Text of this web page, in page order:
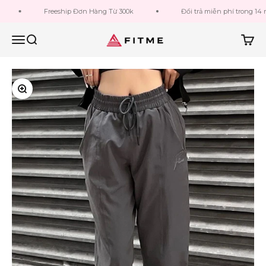
Freeship Đơn Hàng Từ 300k Đổi trả miễn phí trong 14 ngày
MenuTìm kiếm Fitme Sportswear Giỏ
Phóng to